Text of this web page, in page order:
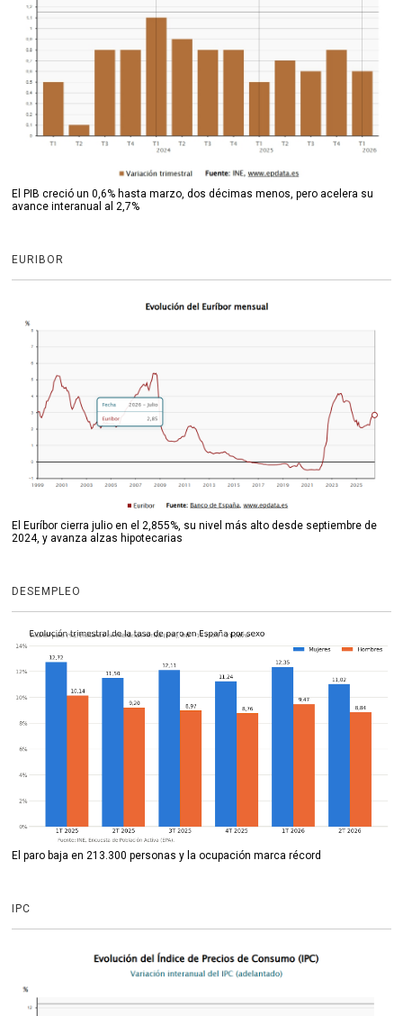
El PIB creció un 0,6% hasta marzo, dos décimas menos, pero acelera su
avance interanual al 2,7%
EURIBOR
El Euríbor cierra julio en el 2,855%, su nivel más alto desde septiembre de
2024, y avanza alzas hipotecarias
DESEMPLEO
El paro baja en 213.300 personas y la ocupación marca récord
IPC